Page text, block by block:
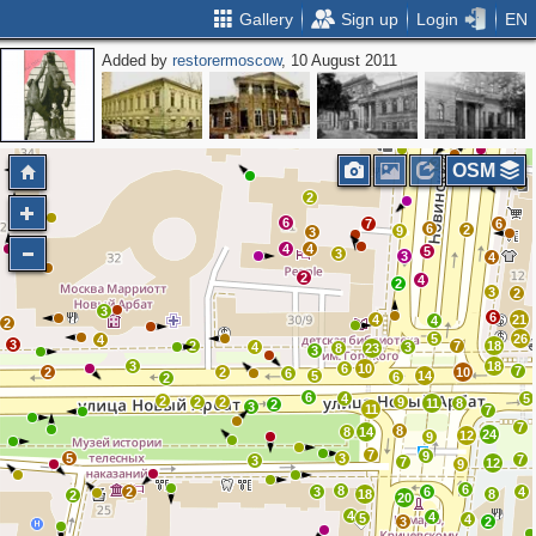
Gallery Sign up Login EN
Added byrestorermoscow, 10 August 2011
3
3
2
2
2
5
4
3
2
2
2
2
3
2
4
6
2
5
3
8 14
11
4
6
6 10
6
23
8
3
2
2
6
4
2
4 3
3
2
7
2
6
2
6
2
4
3
4
2
5
9
3
4
4
5
3
14
10
7
18
18
8 7
5
24 7
7
26
21
6
2
2
4
8 4
7
12
6
9
9
9 12
11
9
8
7
7
3
8 18
20
3
6
4
5
4
3
OSM